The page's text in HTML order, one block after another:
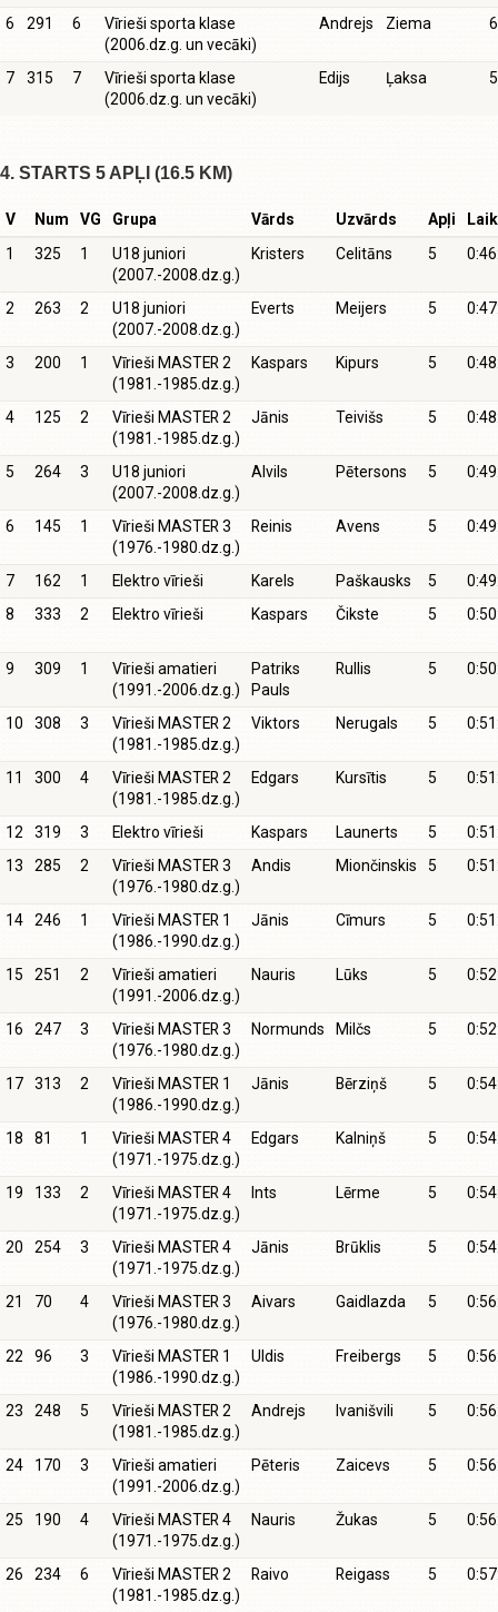
6 291 6
Vīrieši sporta klase
(2006.dz.g. un vecāki)
Andrejs Ziema 6
7 315 7
Vīrieši sporta klase
(2006.dz.g. un vecāki)
Edijs Ļaksa 5
4. STARTS 5 APĻI (16.5 KM)
V Num VG Grupa Vārds Uzvārds Apļi
1
325 1
U18 juniori
(2007.-2008.dz.g.)
Kristers Celitāns 5
2 263 2
U18 juniori
(2007.-2008.dz.g.)
Everts Meijers 5
3 200 1
Vīrieši MASTER 2
(1981.-1985.dz.g.)
Kaspars Kipurs 5
4 125 2
Vīrieši MASTER 2
(1981.-1985.dz.g.)
Jānis Teivišs 5
5 264 3
U18 juniori
(2007.-2008.dz.g.)
Alvils Pētersons 5
6 145 1
Vīrieši MASTER 3
(1976.-1980.dz.g.)
Reinis Avens 5
7 162 1 Elektro vīrieši Karels Paškausks 5
8
333 2 Elektro vīrieši Kaspars Čikste 5
9 309 1
Vīrieši amatieri
(1991.-2006.dz.g.)
Patriks
Pauls
Rullis 5
10 308 3
Vīrieši MASTER 2
(1981.-1985.dz.g.)
Viktors Nerugals 5
11 300 4
Vīrieši MASTER 2
(1981.-1985.dz.g.)
Edgars Kursītis 5
12 319 3 Elektro vīrieši Kaspars Launerts 5
13
285 2
Vīrieši MASTER 3
(1976.-1980.dz.g.)
Andis Miončinskis 5
14 246 1
Vīrieši MASTER 1
(1986.-1990.dz.g.)
Jānis Cīmurs 5
15 251 2
Vīrieši amatieri
(1991.-2006.dz.g.)
Nauris Lūks 5
16 247 3
Vīrieši MASTER 3
(1976.-1980.dz.g.)
Normunds Milčs 5
17 313 2
Vīrieši MASTER 1
(1986.-1990.dz.g.)
Jānis Bērziņš 5
18 81 1
Vīrieši MASTER 4
(1971.-1975.dz.g.)
Edgars Kalniņš 5
19 133 2
Vīrieši MASTER 4
(1971.-1975.dz.g.)
Ints Lērme 5
20 254 3
Vīrieši MASTER 4
(1971.-1975.dz.g.)
Jānis Brūklis 5
21 70 4
Vīrieši MASTER 3
(1976.-1980.dz.g.)
Aivars Gaidlazda 5
22 96 3
Vīrieši MASTER 1
(1986.-1990.dz.g.)
Uldis Freibergs 5
23 248 5
Vīrieši MASTER 2
(1981.-1985.dz.g.)
Andrejs Ivanišvili 5
24 170 3
Vīrieši amatieri
(1991.-2006.dz.g.)
Pēteris Zaicevs 5
25 190 4
Vīrieši MASTER 4
(1971.-1975.dz.g.)
Nauris Žukas 5
26 234 6
Vīrieši MASTER 2
(1981.-1985.dz.g.)
Raivo Reigass 5